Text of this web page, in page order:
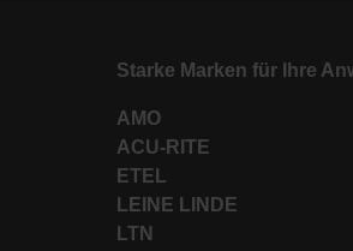
Starke Marken für Ihre
AMO
ACU-RITE
ETEL
LEINE LINDE
LTN